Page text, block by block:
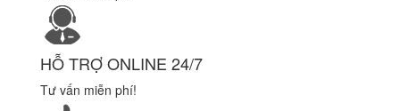
HỖ TRỢ ONLINE 24/7
Tư vấn miễn phí!